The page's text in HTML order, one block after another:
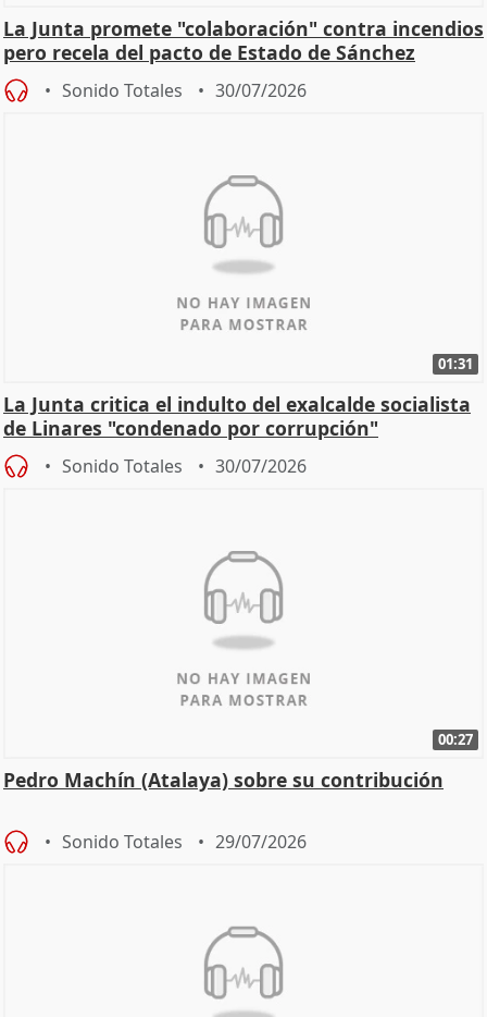
La Junta promete "colaboración" contra incendios
pero recela del pacto de Estado de Sánchez
Sonido Totales 30/07/2026
01:31
La Junta critica el indulto del exalcalde socialista
de Linares "condenado por corrupción"
Sonido Totales 30/07/2026
00:27
Pedro Machín (Atalaya) sobre su contribución
Sonido Totales 29/07/2026